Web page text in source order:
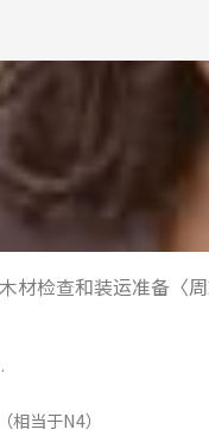
材检查和装运准备〈
相当于N4）